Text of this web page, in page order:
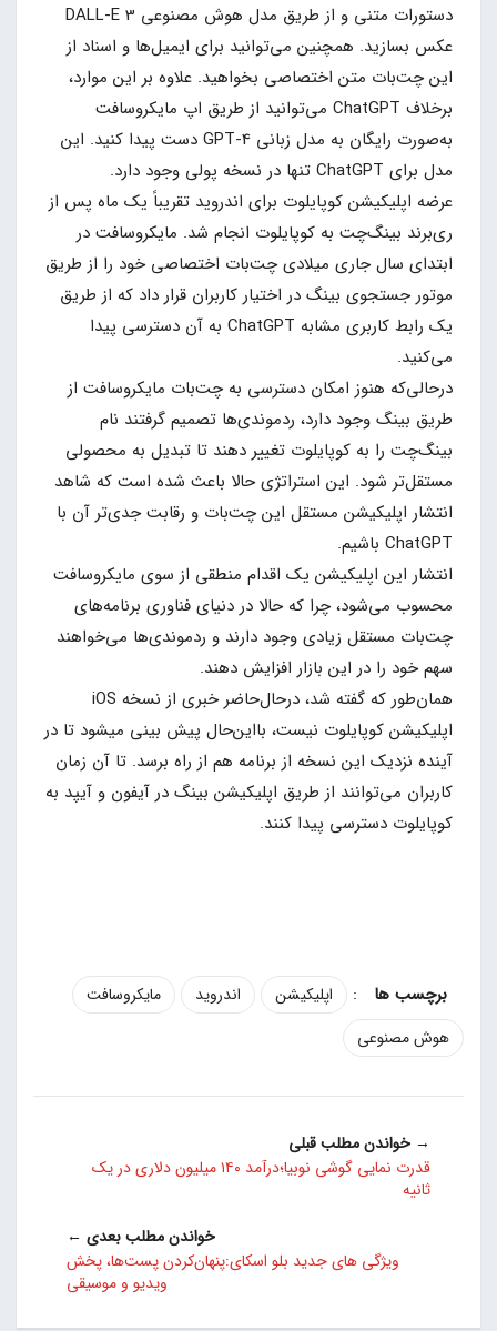
دستورات متنی و از طریق مدل هوش مصنوعی DALL-E 3
عکس بسازید. همچنین می‌توانید برای ایمیل‌ها و اسناد از
این چت‌بات متن اختصاصی بخواهید. علاوه بر این موارد،
برخلاف ChatGPT می‌توانید از طریق اپ مایکروسافت
به‌صورت رایگان به مدل زبانی GPT-4 دست پیدا کنید. این
مدل برای ChatGPT تنها در نسخه پولی وجود دارد.
عرضه اپلیکیشن کوپایلوت برای اندروید تقریباً یک ماه پس از
ری‌برند بینگ‌چت به کوپایلوت انجام شد. مایکروسافت در
ابتدای سال جاری میلادی چت‌بات اختصاصی خود را از طریق
موتور جستجوی بینگ در اختیار کاربران قرار داد که از طریق
یک رابط کاربری مشابه ChatGPT به آن دسترسی پیدا
می‌کنید.
درحالی‌که هنوز امکان دسترسی به چت‌بات مایکروسافت از
طریق بینگ وجود دارد، ردموندی‌ها تصمیم گرفتند نام
بینگ‌چت را به کوپایلوت تغییر دهند تا تبدیل به محصولی
مستقل‌تر شود. این استراتژی حالا باعث شده است که شاهد
انتشار اپلیکیشن مستقل این چت‌بات و رقابت جدی‌تر آن با
ChatGPT باشیم.
انتشار این اپلیکیشن یک اقدام منطقی از سوی مایکروسافت
محسوب می‌شود، چرا که حالا در دنیای فناوری برنامه‌های
چت‌بات مستقل زیادی وجود دارند و ردموندی‌ها می‌خواهند
سهم خود را در این بازار افزایش دهند.
همان‌طور که گفته شد، درحال‌حاضر خبری از نسخه iOS
اپلیکیشن کوپایلوت نیست، بااین‌حال پیش بینی میشود تا در
آینده نزدیک این نسخه از برنامه هم از راه برسد. تا آن زمان
کاربران می‌توانند از طریق اپلیکیشن بینگ در آیفون و آیپد به
کوپایلوت دسترسی پیدا کنند.
: اپلیکیشن اندروید
مایکروسافت
هوش مصنوعی
→ خواندن مطلب قبلی
قدرت نمایی گوشی نوبیا؛درآمد ۱۴۰ میلیون دلاری در یک
ثانیه
خواندن مطلب بعدی ←
ویژگی های جدید بلو اسکای:پنهان‌کردن پست‌ها، پخش
ویدیو و موسیقی